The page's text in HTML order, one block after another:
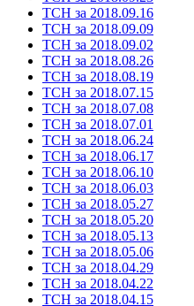
ТСН за 2018.09.16
ТСН за 2018.09.09
ТСН за 2018.09.02
ТСН за 2018.08.26
ТСН за 2018.08.19
ТСН за 2018.07.15
ТСН за 2018.07.08
ТСН за 2018.07.01
ТСН за 2018.06.24
ТСН за 2018.06.17
ТСН за 2018.06.10
ТСН за 2018.06.03
ТСН за 2018.05.27
ТСН за 2018.05.20
ТСН за 2018.05.13
ТСН за 2018.05.06
ТСН за 2018.04.29
ТСН за 2018.04.22
ТСН за 2018.04.15